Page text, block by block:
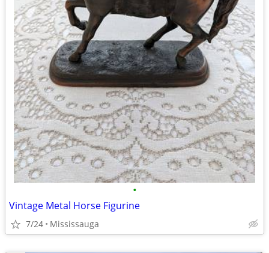
•
Vintage Metal Horse Figurine
7/24 Mississauga